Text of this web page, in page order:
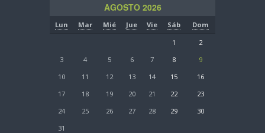
AGOSTO 2026
Lun Mar Mié Jue Vie Sáb
Dom
1
2
3
4 5 6 7 8
9
10
11 12 13 14 15
16
17
18 19 20 21 22
23
24
25 26 27 28 29
30
31